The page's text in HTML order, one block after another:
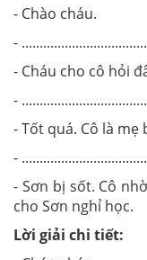
- Chào cháu.
-
- Cháu cho cô hỏi
-
- Tốt quá. Cô là mẹ
-
- Sơn bị sốt. Cô
cho Sơn nghỉ học.
Lời giải chi tiết: